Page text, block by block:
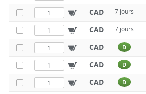
CAD 7 jours
CAD 7 jours
CAD D
CAD D
CAD D